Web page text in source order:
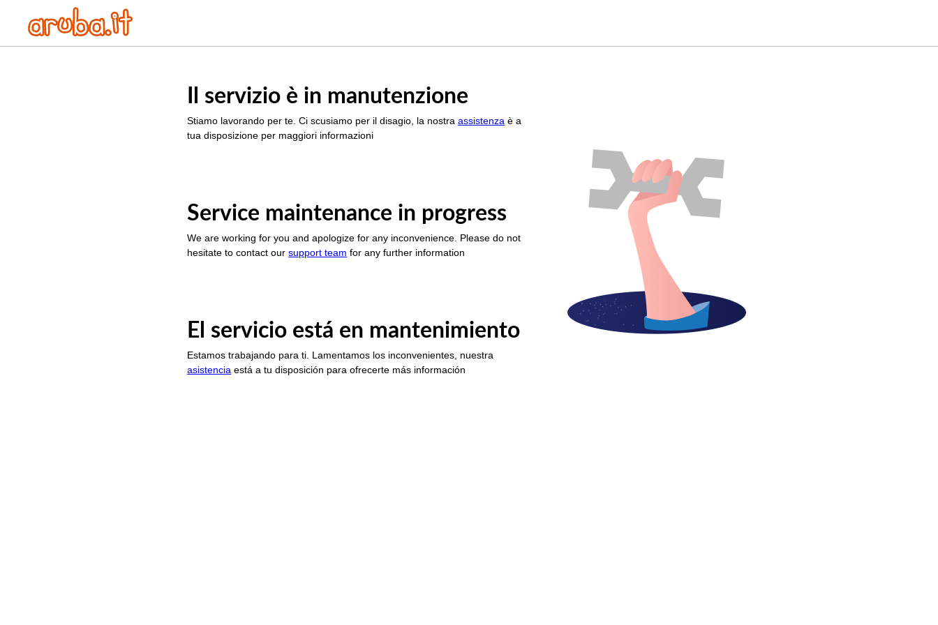
Il servizio è in manutenzione
Stiamo lavorando per te. Ci scusiamo per il disagio, la nostraassistenza è a
tua disposizione per maggiori informazioni
Service maintenance in progress
We are working for you and apologize for any inconvenience. Please do not
hesitate to contact oursupport team for any further information
El servicio está en mantenimiento
Estamos trabajando para ti. Lamentamos los inconvenientes, nuestra
asistencia está a tu disposición para ofrecerte más información